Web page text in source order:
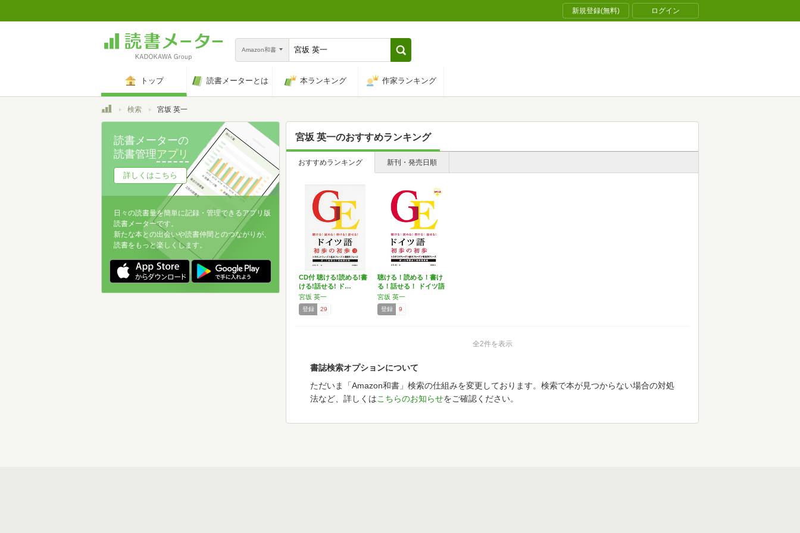
新規登録(無料) ログイン
Amazon和書
トップ 読書メーターとは 本ランキング 作家ランキング
トップ検索 宮坂 英一
宮坂 英一のおすすめランキング
おすすめランキング 新刊・発売日順
CD付 聴ける!読める!書
ける!話せる! ド…
宮坂 英一
登録 29
聴ける！読める！書け
る！話せる！ ドイツ語
…
宮坂 英一
登録 9
全2件を表示
書誌検索オプションについて
ただいま「Amazon和書」検索の仕組みを変更しております。検索で本が見つからない場合の対処
法など、詳しくはこちらのお知らせをご確認ください。
読書メーターの
読書管理アプリ
詳しくはこちら
日々の読書量を簡単に記録・管理できるアプリ版
読書メーターです。
新たな本との出会いや読書仲間とのつながりが、
読書をもっと楽しくします。